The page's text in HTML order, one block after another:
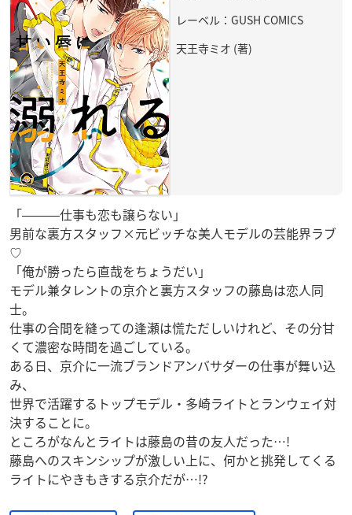
レーベル：GUSH COMICS
天王寺ミオ (著)
「―――仕事も恋も譲らない」
男前な裏方スタッフ×元ビッチな美人モデルの芸能界ラブ
♡
「俺が勝ったら直哉をちょうだい」
モデル兼タレントの京介と裏方スタッフの藤島は恋人同
士。
仕事の合間を縫っての逢瀬は慌ただしいけれど、その分甘
くて濃密な時間を過ごしている。
ある日、京介に一流ブランドアンバサダーの仕事が舞い込
み、
世界で活躍するトップモデル・多崎ライトとランウェイ対
決することに。
ところがなんとライトは藤島の昔の友人だった…!
藤島へのスキンシップが激しい上に、何かと挑発してくる
ライトにやきもきする京介だが…!?